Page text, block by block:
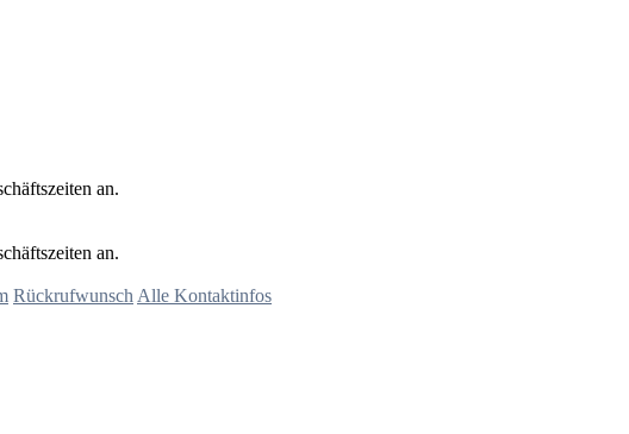
an.
an.
Rückrufwunsch Alle Kontaktinfos